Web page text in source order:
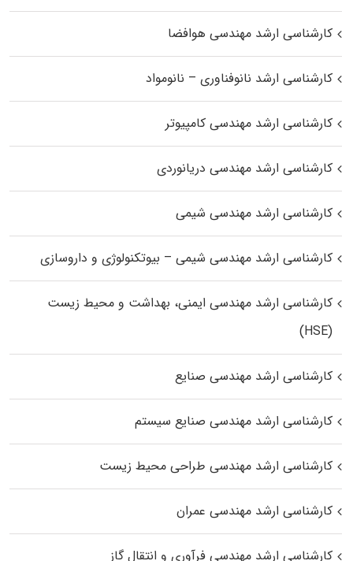
کارشناسی ارشد مهندسی هوافضا
کارشناسی ارشد نانوفناوری – نانومواد
کارشناسی ارشد مهندسی کامپیوتر
کارشناسی ارشد مهندسی دریانوردی
کارشناسی ارشد مهندسی شیمی
کارشناسی ارشد مهندسی شیمی – بیوتکنولوژی و داروسازی
کارشناسی ارشد مهندسی ایمنی، بهداشت و محیط زیست
(HSE)
کارشناسی ارشد مهندسی صنایع
کارشناسی ارشد مهندسی صنایع سیستم
کارشناسی ارشد مهندسی طراحی محیط زیست
کارشناسی ارشد مهندسی عمران
کارشناسی ارشد مهندسی فرآوری و انتقال گاز